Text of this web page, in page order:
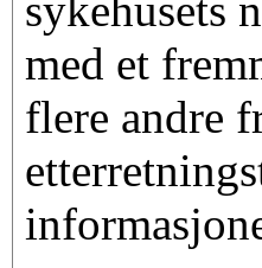
med et
flere andre